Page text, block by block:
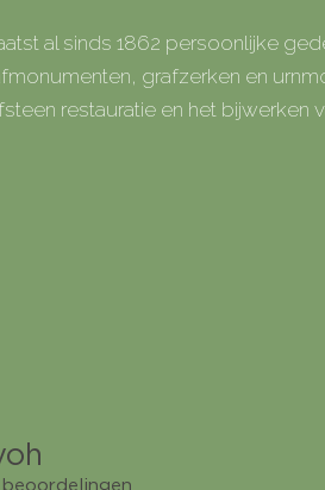
al sinds 1862 persoonlijke
grafzerken en
restauratie en het bijwerken